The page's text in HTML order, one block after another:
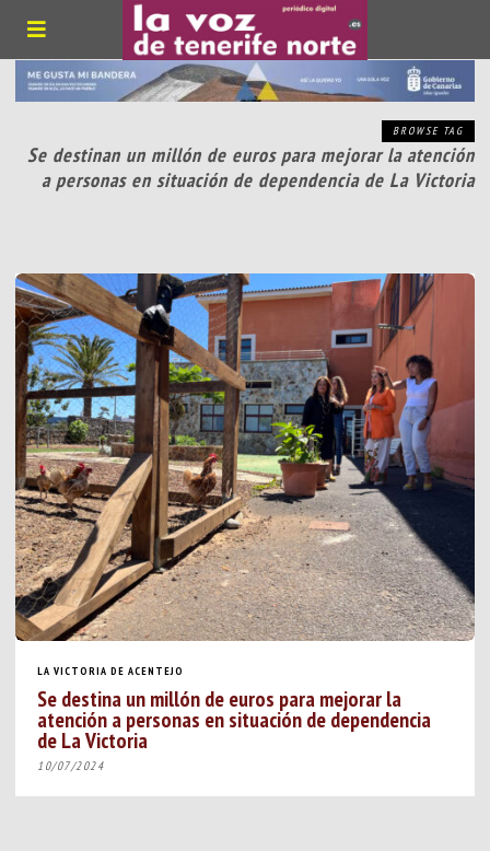
BROWSE TAG
Se destinan un millón de euros para mejorar la atención
a personas en situación de dependencia de La Victoria
LA VICTORIA DE ACENTEJO
Se destina un millón de euros para mejorar la
atención a personas en situación de dependencia
de La Victoria
10/07/2024